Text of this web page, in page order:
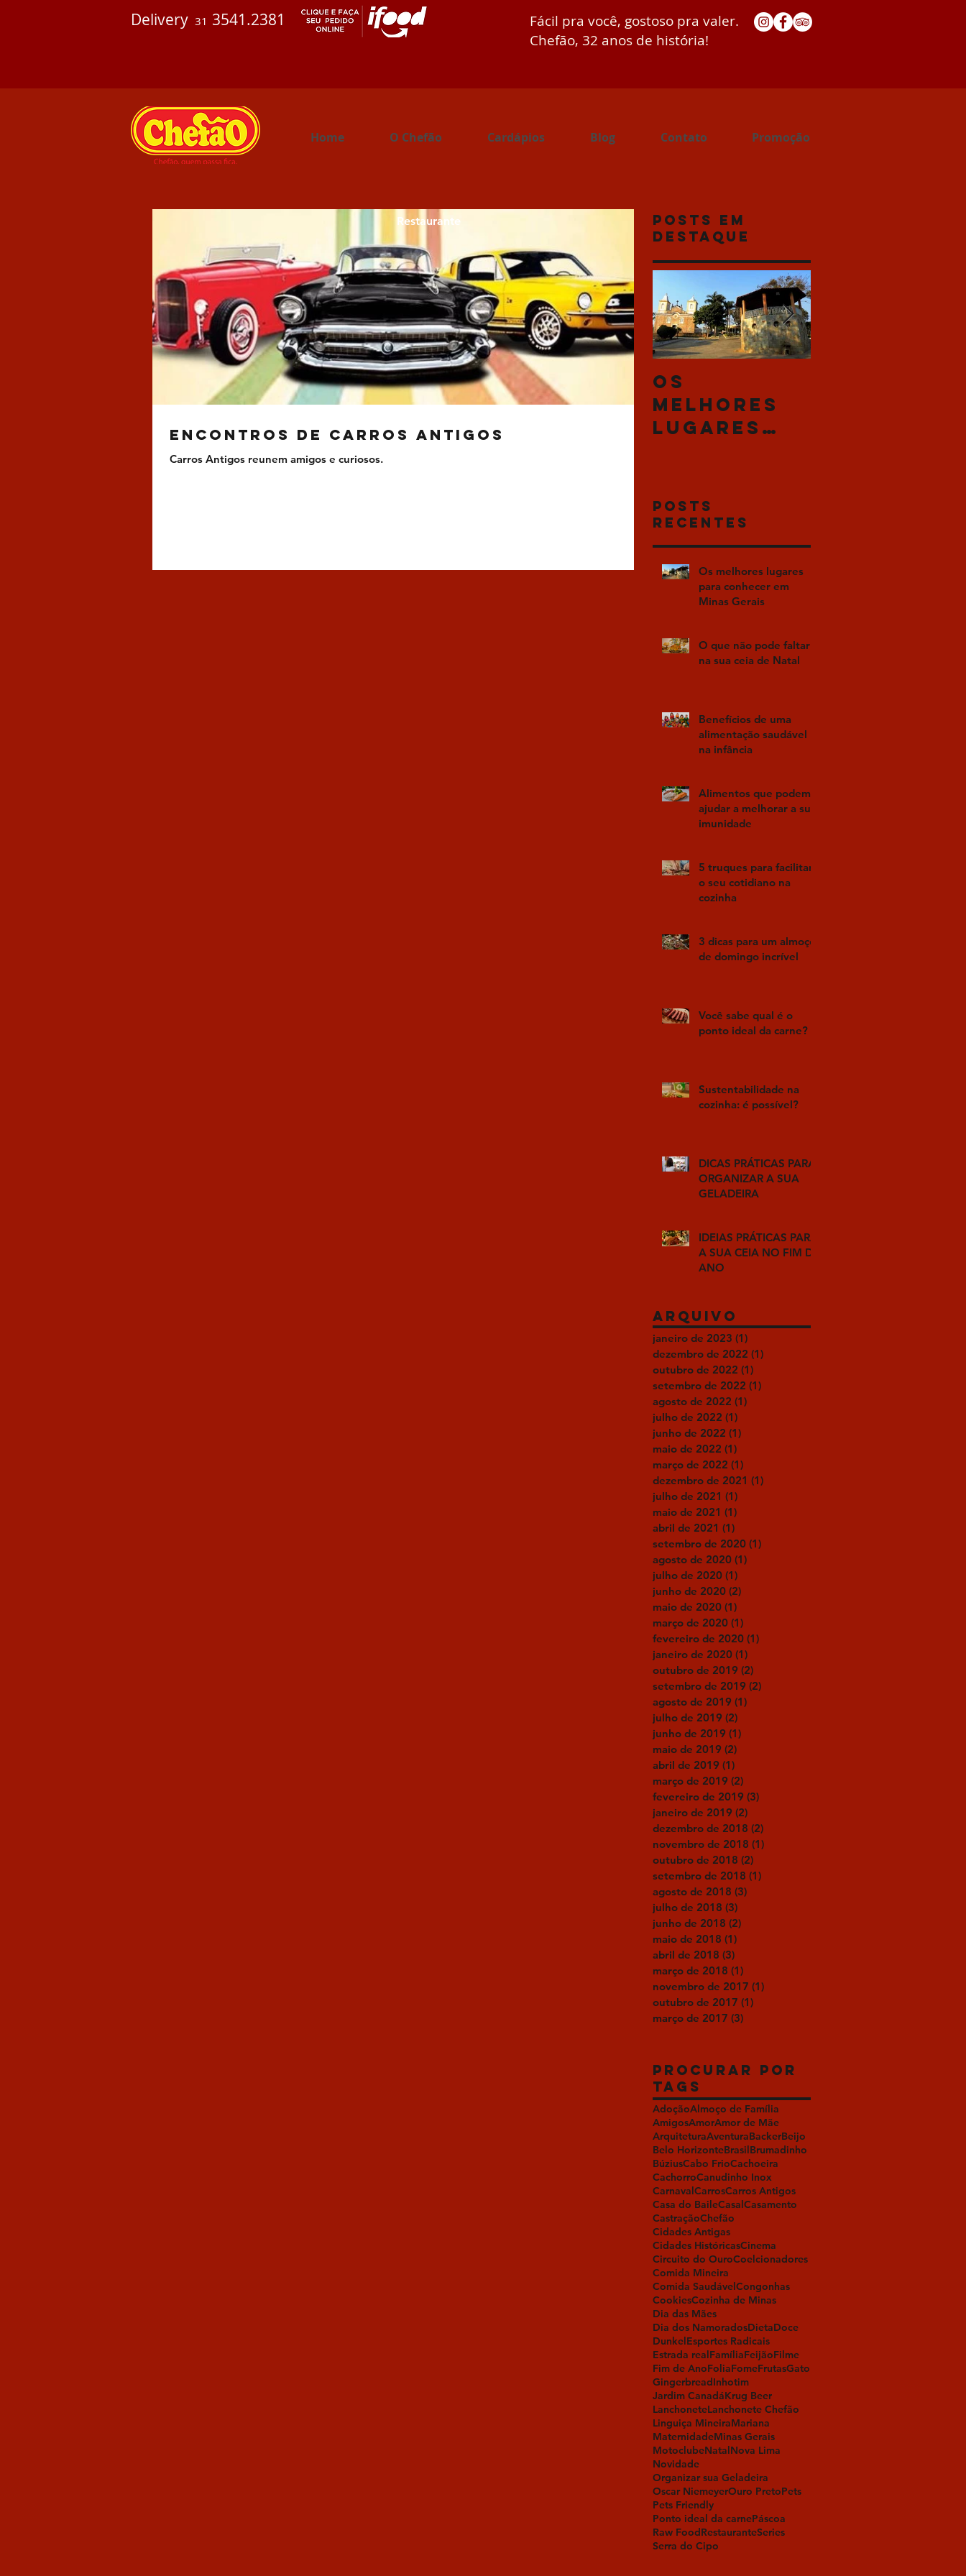
Delivery 31 3541.2381
Fácil pra você, gostoso pra valer.
Chefão, 32 anos de história!
Home O Chefão Cardápios Blog Contato Promoção
Encontros de Carros Antigos
Carros Antigos reunem amigos e curiosos.
Restaurante
Posts Em
Destaque
Os
melhores
lugares
em Minas
Gerais
Posts
Recentes
Os melhores lugares
para conhecer em
Minas Gerais
O que não pode faltar
na sua ceia de Natal
Benefícios de uma
alimentação saudável
na infância
Alimentos que podem
ajudar a melhorar a sua
imunidade
5 truques para facilitar
o seu cotidiano na
cozinha
3 dicas para um almoço
de domingo incrível
Você sabe qual é o
ponto ideal da carne?
Sustentabilidade na
cozinha: é possível?
DICAS PRÁTICAS PARA
ORGANIZAR A SUA
GELADEIRA
IDEIAS PRÁTICAS PARA
A SUA CEIA NO FIM DE
ANO
Arquivo
janeiro de 2023 (1)
dezembro de 2022 (1)
outubro de 2022 (1)
setembro de 2022 (1)
agosto de 2022 (1)
julho de 2022 (1)
junho de 2022 (1)
maio de 2022 (1)
março de 2022 (1)
dezembro de 2021 (1)
julho de 2021 (1)
maio de 2021 (1)
abril de 2021 (1)
setembro de 2020 (1)
agosto de 2020 (1)
julho de 2020 (1)
junho de 2020 (2)
maio de 2020 (1)
março de 2020 (1)
fevereiro de 2020 (1)
janeiro de 2020 (1)
outubro de 2019 (2)
setembro de 2019 (2)
agosto de 2019 (1)
julho de 2019 (2)
junho de 2019 (1)
maio de 2019 (2)
abril de 2019 (1)
março de 2019 (2)
fevereiro de 2019 (3)
janeiro de 2019 (2)
dezembro de 2018 (2)
novembro de 2018 (1)
outubro de 2018 (2)
setembro de 2018 (1)
agosto de 2018 (3)
julho de 2018 (3)
junho de 2018 (2)
maio de 2018 (1)
abril de 2018 (3)
março de 2018 (1)
novembro de 2017 (1)
outubro de 2017 (1)
março de 2017 (3)
Procurar por
tags
AdoçãoAlmoço de Família
AmigosAmorAmor de Mãe
ArquiteturaAventuraBackerBeijo
Belo HorizonteBrasilBrumadinho
BúziusCabo FrioCachoeira
CachorroCanudinho Inox
CarnavalCarrosCarros Antigos
Casa do BaileCasalCasamento
CastraçãoChefão
Cidades Antigas
Cidades HistóricasCinema
Circuito do OuroCoelcionadores
Comida Mineira
Comida SaudávelCongonhas
CookiesCozinha de Minas
Dia das Mães
Dia dos NamoradosDietaDoce
DunkelEsportes Radicais
Estrada realFamíliaFeijãoFilme
Fim de AnoFoliaFomeFrutasGato
GingerbreadInhotim
Jardim CanadáKrug Beer
LanchoneteLanchonete Chefão
Linguiça MineiraMariana
MaternidadeMinas Gerais
MotoclubeNatalNova Lima
Novidade
Organizar sua Geladeira
Oscar NiemeyerOuro PretoPets
Pets Friendly
Ponto ideal da carnePáscoa
Raw FoodRestauranteSeries
Serra do Cipo